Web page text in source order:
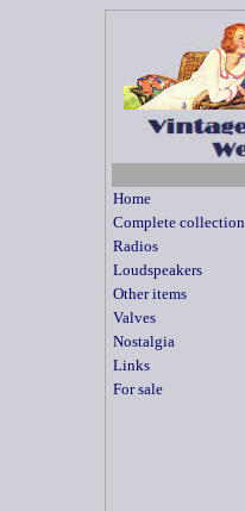
Home
Complete collection
Radios
Loudspeakers
Other items
Valves
Nostalgia
Links
For sale